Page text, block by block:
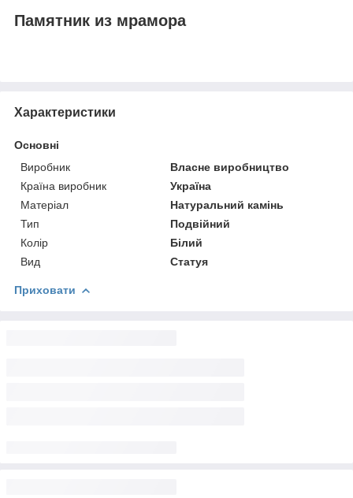
Памятник из мрамора
Характеристики
Основні
Виробник
Власне виробництво
Країна виробник
Україна
Матеріал
Натуральний камінь
Тип
Подвійний
Колір
Білий
Вид
Статуя
Приховати